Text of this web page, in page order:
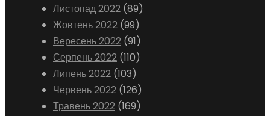
Листопад 2022 (89)
Жовтень 2022 (99)
Вересень 2022 (91)
Серпень 2022 (110)
Липень 2022 (103)
Червень 2022 (126)
Травень 2022 (169)